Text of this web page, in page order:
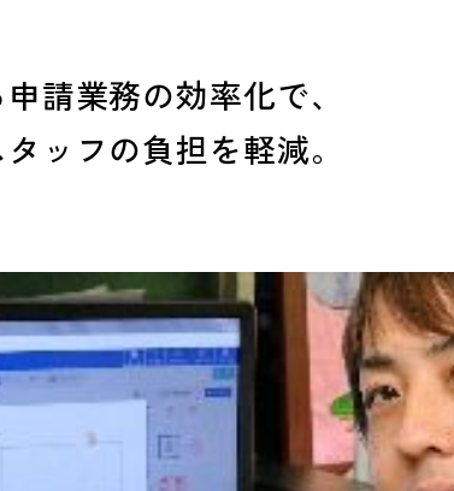
申請業務の効率化で、
タッフの負担を軽減。